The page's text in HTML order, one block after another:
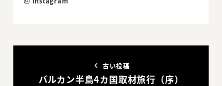
古い投稿
バルカン半島4カ国取材旅行（序）